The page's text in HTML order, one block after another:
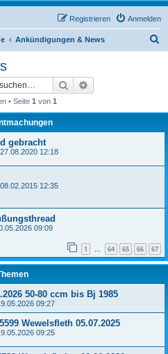
Anmelden
Registrieren
Ankündigungen & News
Suche
• Seite 1 von 1
gebracht
27.08.2020 12:18
08.02.2015 12:35
09:09
1 … 64 65 66 67
50-80 ccm bis Bj 1985
09:27
Wewelsfleth 05.07.2025
09:25